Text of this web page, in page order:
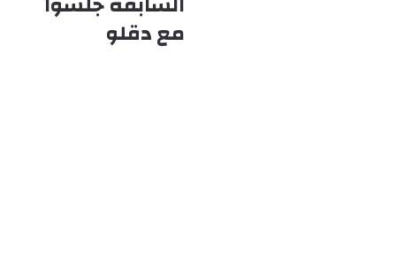
السابقة
جلسوا
مع دقلو